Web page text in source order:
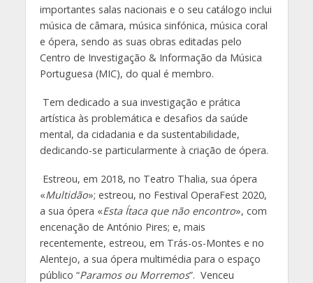
importantes salas nacionais e o seu catálogo inclui
música de câmara, música sinfónica, música coral
e ópera, sendo as suas obras editadas pelo
Centro de Investigação & Informação da Música
Portuguesa (MIC), do qual é membro.
Tem dedicado a sua investigação e prática
artística às problemática e desafios da saúde
mental, da cidadania e da sustentabilidade,
dedicando-se particularmente à criação de ópera.
Estreou, em 2018, no Teatro Thalia, sua ópera
«Multidão»; estreou, no Festival OperaFest 2020,
a sua ópera «Esta Ítaca que não encontro», com
encenação de António Pires; e, mais
recentemente, estreou, em Trás-os-Montes e no
Alentejo, a sua ópera multimédia para o espaço
público “Paramos ou Morremos”. Venceu